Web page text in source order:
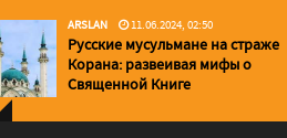
ARSLAN 11.06.2024, 02:50
Русские мусульмане на страже
Корана: pазвеивая мифы о
Священной Книге